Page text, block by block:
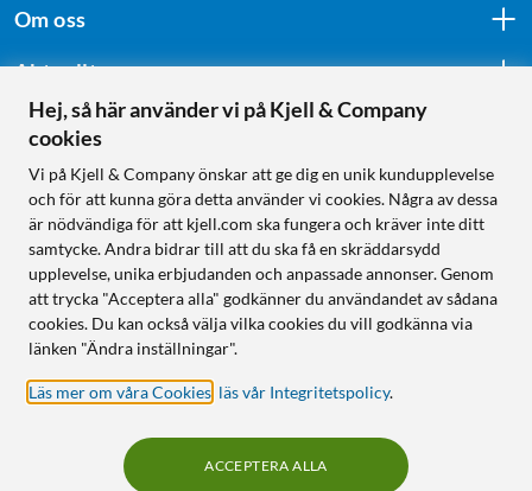
Om oss
Aktuellt
Följ oss
Handla från:
Sverige
Norge
Hej, så här använder vi på Kjell & Company
cookies
Vi på Kjell & Company önskar att ge dig en unik kundupplevelse
och för att kunna göra detta använder vi cookies. Några av dessa
är nödvändiga för att kjell.com ska fungera och kräver inte ditt
samtycke. Andra bidrar till att du ska få en skräddarsydd
upplevelse, unika erbjudanden och anpassade annonser. Genom
att trycka "Acceptera alla" godkänner du användandet av sådana
cookies. Du kan också välja vilka cookies du vill godkänna via
länken "Ändra inställningar".
Läs mer om våra Cookies läs vår Integritetspolicy.
ACCEPTERA ALLA